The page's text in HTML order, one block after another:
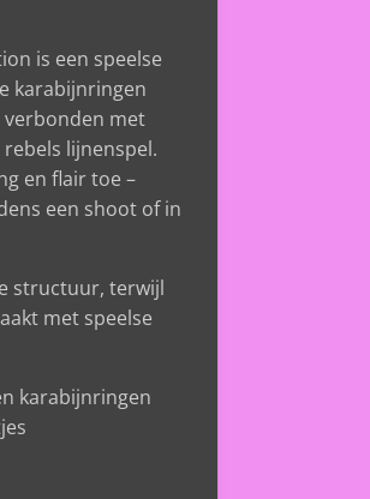
is een speelse
karabijnringen
met
lijnenspel.
en flair toe –
een shoot of in
structuur, terwijl
met speelse
karabijnringen